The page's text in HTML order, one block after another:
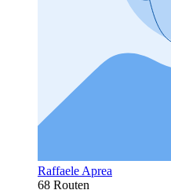
Raffaele Aprea
68 Routen